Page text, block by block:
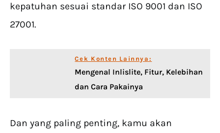
kepatuhan sesuai standar ISO 9001 dan ISO
27001.
Cek Konten Lainnya:
Mengenal Inlislite, Fitur, Kelebihan
dan Cara Pakainya
Dan yang paling penting, kamu akan